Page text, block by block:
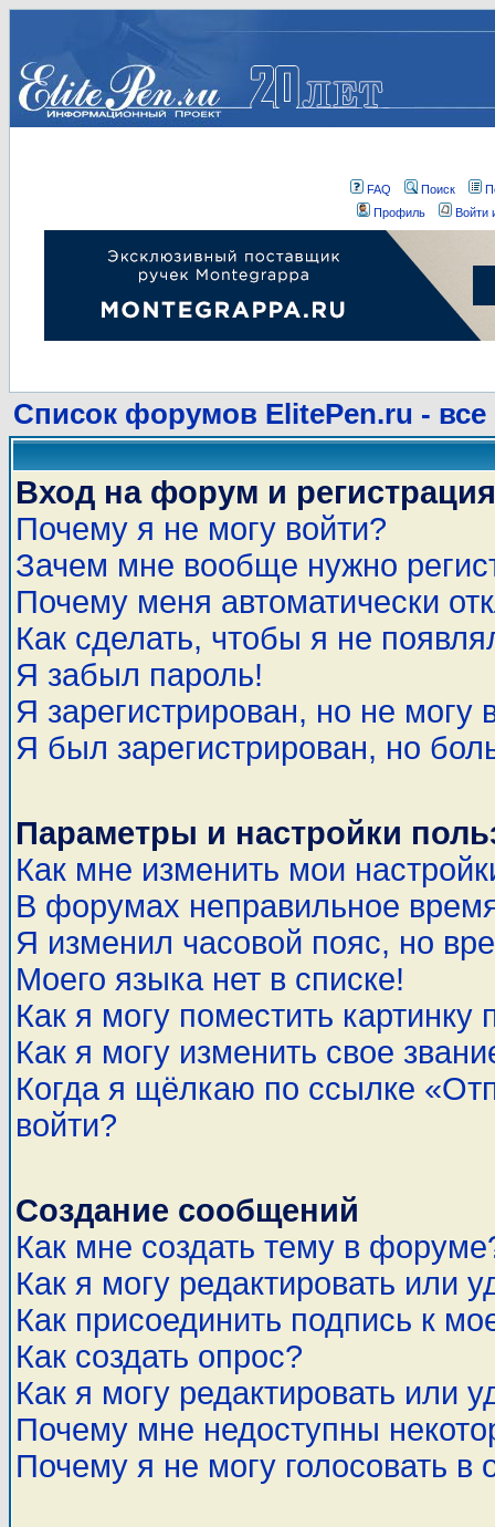
FAQ Поиск
Профиль
Войти
Список форумов ElitePen.ru - все
Вход на форум и регистрация
Почему я не могу войти?
Зачем мне вообще нужно
Почему меня автоматически
Как сделать, чтобы я не
Я забыл пароль!
Я зарегистрирован, но не могу
Я был зарегистрирован, но
Параметры и настройки
Как мне изменить мои
В форумах неправильное
Я изменил часовой пояс, но
Моего языка нет в списке!
Как я могу поместить
Как я могу изменить свое
Когда я щёлкаю по ссылке
войти?
Создание сообщений
Как мне создать тему в
Как я могу редактировать или
Как присоединить подпись к
Как создать опрос?
Как я могу редактировать или
Почему мне недоступны
Почему я не могу голосовать в